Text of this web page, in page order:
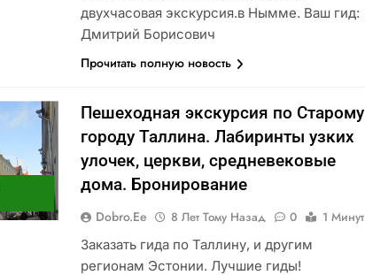
двухчасовая экскурсия.в Нымме. Ваш гид:
Дмитрий Борисович
Прочитать полную новость
Пешеходная экскурсия по Старому
городу Таллина. Лабиринты узких
улочек, церкви, средневековые
дома. Бронирование
Dobro.ee 8 Лет Тому Назад 0
1 Минут
Заказать гида по Таллину, и другим
регионам Эстонии. Лучшие гиды!